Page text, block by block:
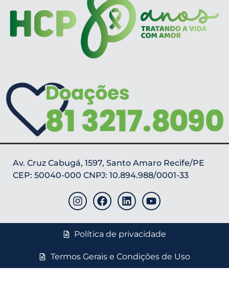
Av. Cruz Cabugá, 1597, Santo Amaro Recife/PE
CEP: 50040-000 CNPJ: 10.894.988/0001-33
Política de privacidade
Termos Gerais e Condições de Uso